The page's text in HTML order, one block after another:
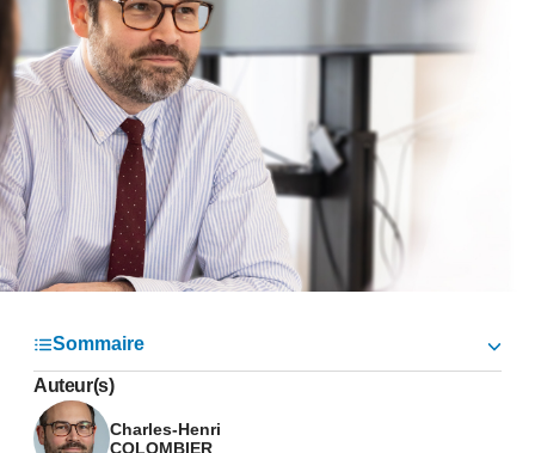
Sommaire
Auteur(s)
Charles-Henri
COLOMBIER